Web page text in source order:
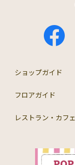
ショップガイド
フロアガイド
レストラン・カフェ